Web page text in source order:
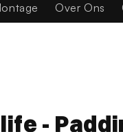
Over Ons
-